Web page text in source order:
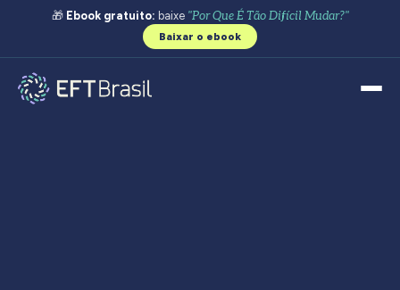
🎁 Ebook gratuito: baixe "Por Que É Tão Difícil Mudar?"
Baixar o ebook